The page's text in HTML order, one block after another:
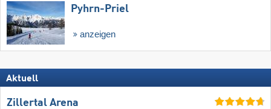
Pyhrn-Priel
anzeigen
Aktuell
Zillertal Arena